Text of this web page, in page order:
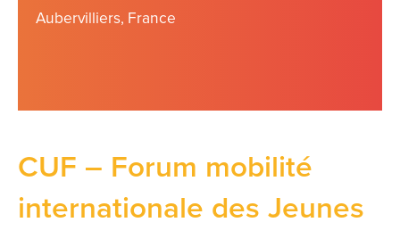
Aubervilliers, France
CUF – Forum mobilité
internationale des Jeunes